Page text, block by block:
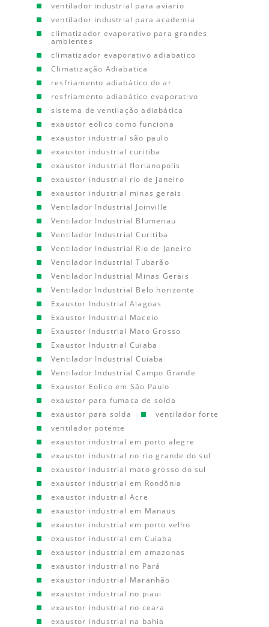
ventilador industrial para aviario
ventilador industrial para academia
climatizador evaporativo para grandes
ambientes
climatizador evaporativo adiabatico
Climatização Adiabatica
resfriamento adiabático do ar
resfriamento adiabático evaporativo
sistema de ventilação adiabática
exaustor eolico como funciona
exaustor industrial são paulo
exaustor industrial curitiba
exaustor industrial florianopolis
exaustor industrial rio de janeiro
exaustor industrial minas gerais
Ventilador Industrial Joinville
Ventilador Industrial Blumenau
Ventilador Industrial Curitiba
Ventilador Industrial Rio de Janeiro
Ventilador Industrial Tubarão
Ventilador Industrial Minas Gerais
Ventilador Industrial Belo horizonte
Exaustor Industrial Alagoas
Exaustor Industrial Maceio
Exaustor Industrial Mato Grosso
Exaustor Industrial Cuiaba
Ventilador Industrial Cuiaba
Ventilador Industrial Campo Grande
Exaustor Eolico em São Paulo
exaustor para fumaca de solda
exaustor para solda
ventilador forte
ventilador potente
exaustor industrial em porto alegre
exaustor industrial no rio grande do sul
exaustor industrial mato grosso do sul
exaustor industrial em Rondônia
exaustor industrial Acre
exaustor industrial em Manaus
exaustor industrial em porto velho
exaustor industrial em Cuiaba
exaustor industrial em amazonas
exaustor industrial no Pará
exaustor industrial Maranhão
exaustor industrial no piaui
exaustor industrial no ceara
exaustor industrial na bahia